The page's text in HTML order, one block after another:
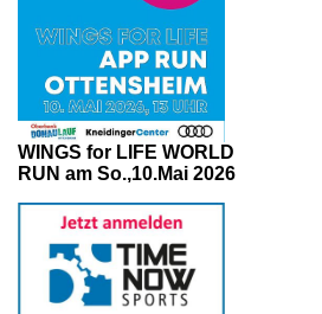
WINGS for LIFE WORLD
RUN am So.,10.Mai 2026